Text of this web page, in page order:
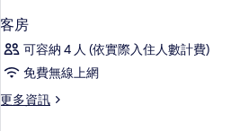
客房
可容納 4 人 (依實際入住人數計費)
免費無線上網
更多資訊
更